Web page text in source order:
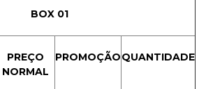
BOX 01
PREÇO
NORMAL
PROMOÇÃOQUANTIDADE